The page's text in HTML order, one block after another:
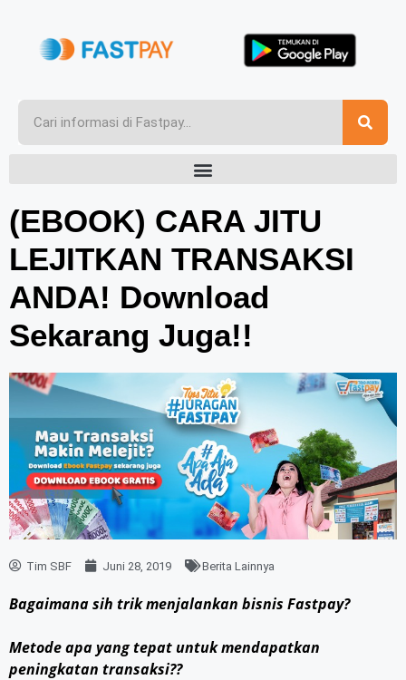
(EBOOK) CARA JITU
LEJITKAN TRANSAKSI
ANDA! Download
Sekarang Juga!!
Tim SBF Juni 28, 2019 Berita Lainnya
Bagaimana sih trik menjalankan bisnis Fastpay?
Metode apa yang tepat untuk mendapatkan
peningkatan transaksi??